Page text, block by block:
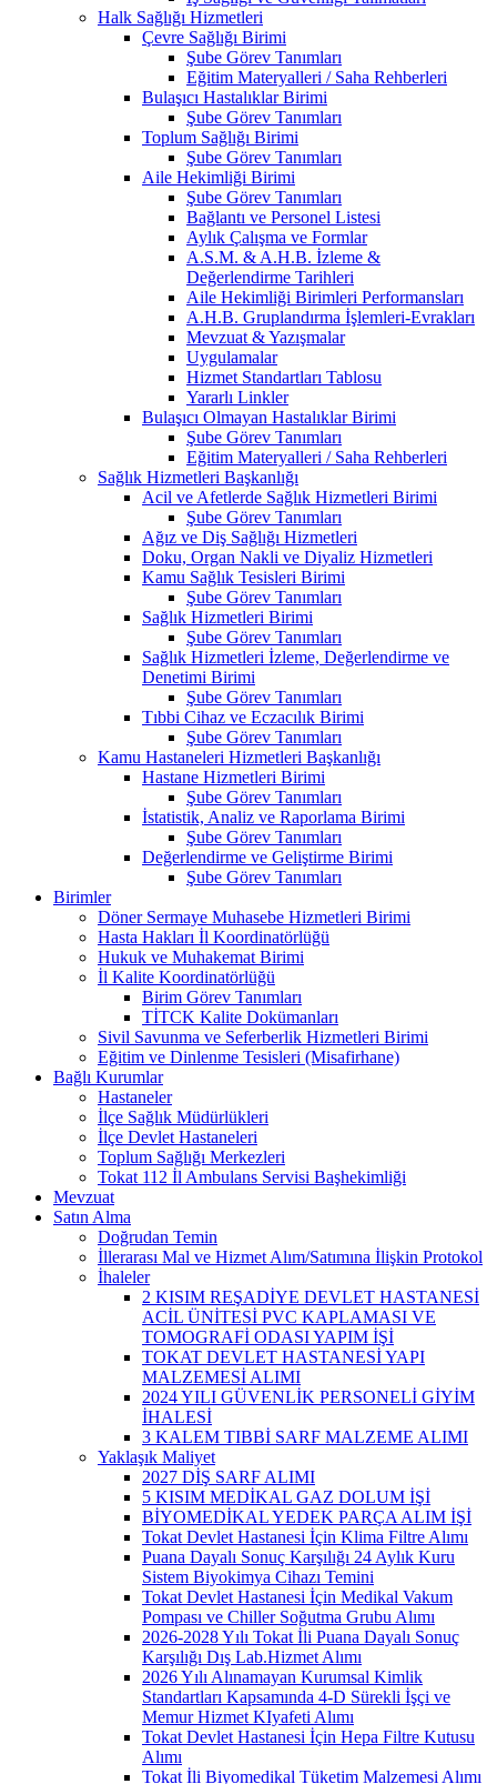
Halk Sağlığı Hizmetleri
Çevre Sağlığı Birimi
Şube Görev Tanımları
Eğitim Materyalleri / Saha Rehberleri
Bulaşıcı Hastalıklar Birimi
Şube Görev Tanımları
Toplum Sağlığı Birimi
Şube Görev Tanımları
Aile Hekimliği Birimi
Şube Görev Tanımları
Bağlantı ve Personel Listesi
Aylık Çalışma ve Formlar
A.S.M. & A.H.B. İzleme &
Değerlendirme Tarihleri
Aile Hekimliği Birimleri Performansları
A.H.B. Gruplandırma İşlemleri-Evrakları
Mevzuat & Yazışmalar
Uygulamalar
Hizmet Standartları Tablosu
Yararlı Linkler
Bulaşıcı Olmayan Hastalıklar Birimi
Şube Görev Tanımları
Eğitim Materyalleri / Saha Rehberleri
Sağlık Hizmetleri Başkanlığı
Acil ve Afetlerde Sağlık Hizmetleri Birimi
Şube Görev Tanımları
Ağız ve Diş Sağlığı Hizmetleri
Doku, Organ Nakli ve Diyaliz Hizmetleri
Kamu Sağlık Tesisleri Birimi
Şube Görev Tanımları
Sağlık Hizmetleri Birimi
Şube Görev Tanımları
Sağlık Hizmetleri İzleme, Değerlendirme ve
Denetimi Birimi
Şube Görev Tanımları
Tıbbi Cihaz ve Eczacılık Birimi
Şube Görev Tanımları
Kamu Hastaneleri Hizmetleri Başkanlığı
Hastane Hizmetleri Birimi
Şube Görev Tanımları
İstatistik, Analiz ve Raporlama Birimi
Şube Görev Tanımları
Değerlendirme ve Geliştirme Birimi
Şube Görev Tanımları
Birimler
Döner Sermaye Muhasebe Hizmetleri Birimi
Hasta Hakları İl Koordinatörlüğü
Hukuk ve Muhakemat Birimi
İl Kalite Koordinatörlüğü
Birim Görev Tanımları
TİTCK Kalite Dokümanları
Sivil Savunma ve Seferberlik Hizmetleri Birimi
Eğitim ve Dinlenme Tesisleri (Misafirhane)
Bağlı Kurumlar
Hastaneler
İlçe Sağlık Müdürlükleri
İlçe Devlet Hastaneleri
Toplum Sağlığı Merkezleri
Tokat 112 İl Ambulans Servisi Başhekimliği
Mevzuat
Satın Alma
Doğrudan Temin
İllerarası Mal ve Hizmet Alım/Satımına İlişkin Protokol
İhaleler
2 KISIM REŞADİYE DEVLET HASTANESİ
ACİL ÜNİTESİ PVC KAPLAMASI VE
TOMOGRAFİ ODASI YAPIM İŞİ
TOKAT DEVLET HASTANESİ YAPI
MALZEMESİ ALIMI
2024 YILI GÜVENLİK PERSONELİ GİYİM
İHALESİ
3 KALEM TIBBİ SARF MALZEME ALIMI
Yaklaşık Maliyet
2027 DİŞ SARF ALIMI
5 KISIM MEDİKAL GAZ DOLUM İŞİ
BİYOMEDİKAL YEDEK PARÇA ALIM İŞİ
Tokat Devlet Hastanesi İçin Klima Filtre Alımı
Puana Dayalı Sonuç Karşılığı 24 Aylık Kuru
Sistem Biyokimya Cihazı Temini
Tokat Devlet Hastanesi İçin Medikal Vakum
Pompası ve Chiller Soğutma Grubu Alımı
2026-2028 Yılı Tokat İli Puana Dayalı Sonuç
Karşılığı Dış Lab.Hizmet Alımı
2026 Yılı Alınamayan Kurumsal Kimlik
Standartları Kapsamında 4-D Sürekli İşçi ve
Memur Hizmet KIyafeti Alımı
Tokat Devlet Hastanesi İçin Hepa Filtre Kutusu
Alımı
Tokat İli Biyomedikal Tüketim Malzemesi Alımı